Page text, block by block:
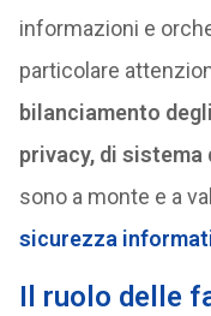
informazioni e
particolare
bilanciamento
privacy, di sistema
sono a monte e a
sicurezza
Il ruolo delle